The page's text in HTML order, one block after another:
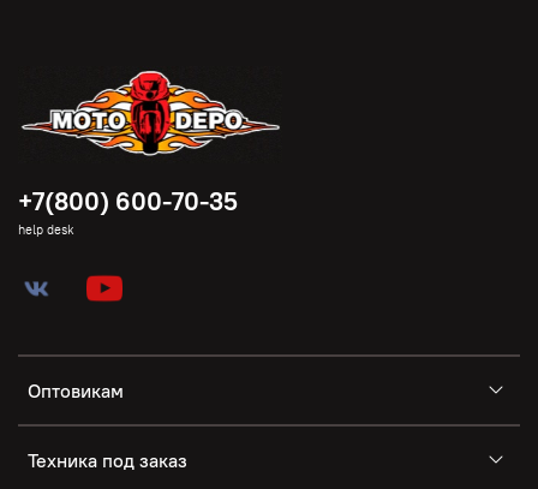
Оптовикам
Техника под заказ
+7(800) 600-70-35
help desk